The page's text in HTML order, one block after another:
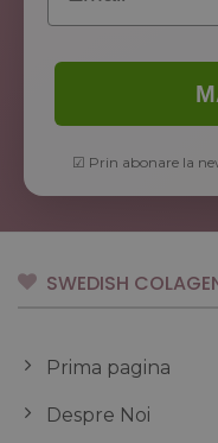
☑ Prin abonare la
SWEDISH
Prima pagina
Despre Noi